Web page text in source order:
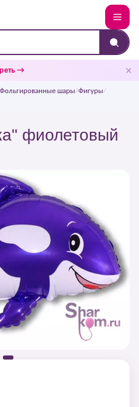
→ ✕
Фольгированные шары/Фигуры/
фиолетовый